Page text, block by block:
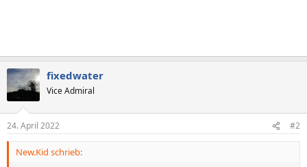
fixedwater
Vice Admiral
24. April 2022 #2
New.Kid schrieb: